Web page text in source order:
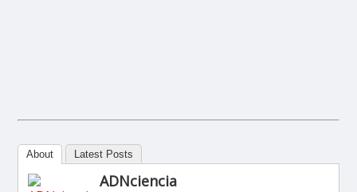
About Latest Posts
ADNciencia